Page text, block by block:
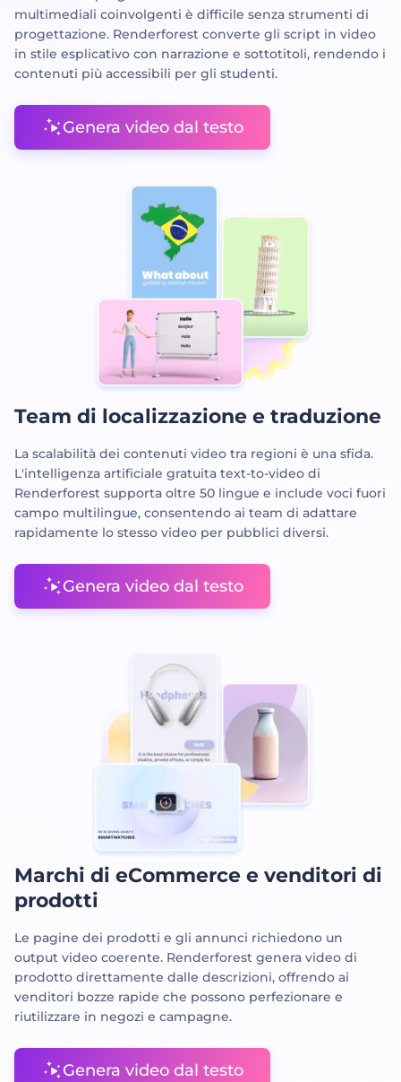
multimediali coinvolgenti è difficile senza strumenti di
progettazione. Renderforest converte gli script in video
in stile esplicativo con narrazione e sottotitoli, rendendo i
contenuti più accessibili per gli studenti.
Genera video dal testo
Team di localizzazione e traduzione
La scalabilità dei contenuti video tra regioni è una sfida.
L'intelligenza artificiale gratuita text-to-video di
Renderforest supporta oltre 50 lingue e include voci fuori
campo multilingue, consentendo ai team di adattare
rapidamente lo stesso video per pubblici diversi.
Genera video dal testo
Marchi di eCommerce e venditori di
prodotti
Le pagine dei prodotti e gli annunci richiedono un
output video coerente. Renderforest genera video di
prodotto direttamente dalle descrizioni, offrendo ai
venditori bozze rapide che possono perfezionare e
riutilizzare in negozi e campagne.
Genera video dal testo